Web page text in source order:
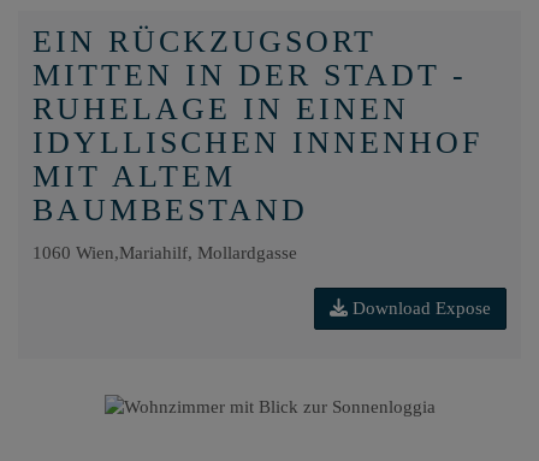
EIN RÜCKZUGSORT
MITTEN IN DER STADT -
RUHELAGE IN EINEN
IDYLLISCHEN INNENHOF
MIT ALTEM
BAUMBESTAND
1060 Wien,Mariahilf, Mollardgasse
Download Expose